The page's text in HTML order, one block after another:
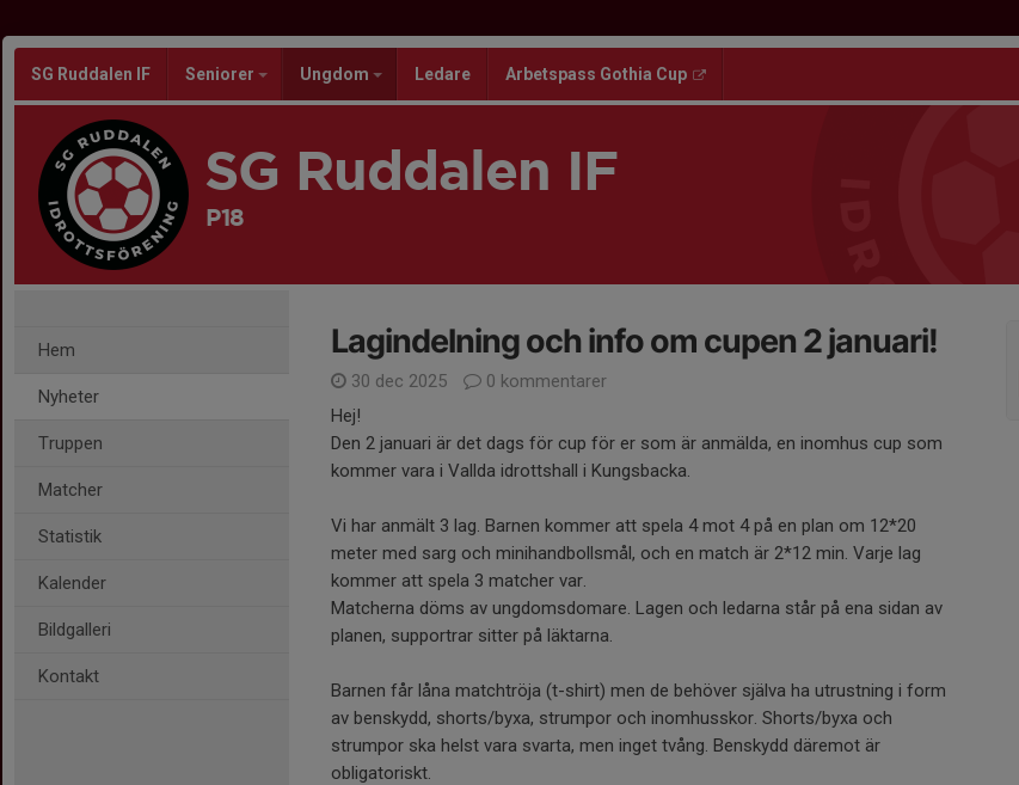
SG Ruddalen IF Seniorer Ungdom Ledare Arbetspass Gothia Cup
SG Ruddalen IF
P18
Hem
Nyheter
Truppen
Matcher
Statistik
Kalender
Bildgalleri
Kontakt
Lagindelning och info om cupen 2 januari!
30 dec 2025
0 kommentarer
Hej!
Den 2 januari är det dags för cup för er som är anmälda, en inomhus cup som
kommer vara i Vallda idrottshall i Kungsbacka.
Vi har anmält 3 lag. Barnen kommer att spela 4 mot 4 på en plan om 12*20
meter med sarg och minihandbollsmål, och en match är 2*12 min. Varje lag
kommer att spela 3 matcher var.
Matcherna döms av ungdomsdomare. Lagen och ledarna står på ena sidan av
planen, supportrar sitter på läktarna.
Barnen får låna matchtröja (t-shirt) men de behöver själva ha utrustning i form
av benskydd, shorts/byxa, strumpor och inomhusskor. Shorts/byxa och
strumpor ska helst vara svarta, men inget tvång. Benskydd däremot är
obligatoriskt.